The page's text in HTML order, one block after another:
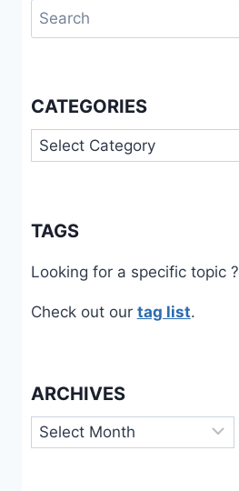
Search
for:
CATEGORIES
Categories
TAGS
Looking for a specific topic ?
Check out our tag list.
ARCHIVES
Archives